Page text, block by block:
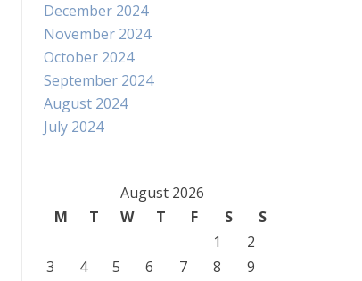
December 2024
November 2024
October 2024
September 2024
August 2024
July 2024
August 2026
M
T W T F S
S
1
2
3
4 5 6 7 8
9